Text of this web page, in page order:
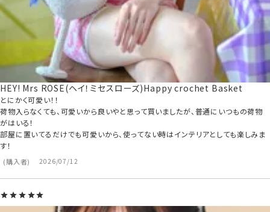
HEY! Mrs ROSE(ヘイ！ミセスローズ)Happy crochet Basket
購入者 2026/07/12
とにかく可愛い！！
荷物入らなくても、可愛いから良いやと思って買いましたが、普通にいつもの荷物
がはいる！
部屋に置いてるだけでも可愛いから、使ってない時はインテリアとしても楽しみま
す！